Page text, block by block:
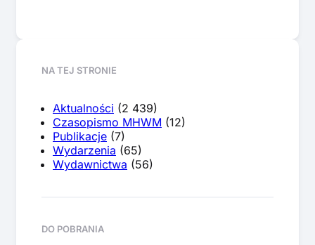
NA TEJ STRONIE
Aktualności (2 439)
Czasopismo MHWM (12)
Publikacje (7)
Wydarzenia (65)
Wydawnictwa (56)
DO POBRANIA